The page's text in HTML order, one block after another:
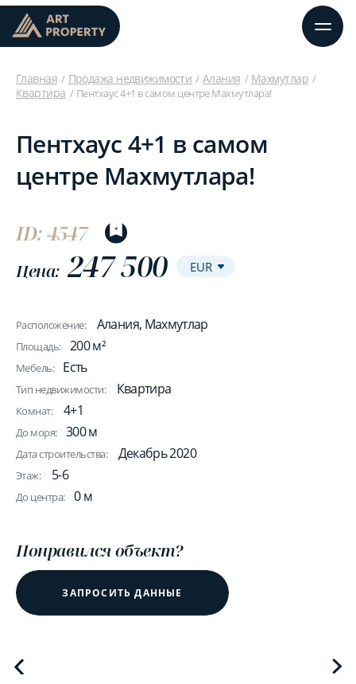
Главная Продажа недвижимости Алания
Махмутлар
Квартира
Пентхаус 4+1 в самом центре Махмутлара!
Пентхаус 4+1 в самом
центре Махмутлара!
ID: 4547
Цена: 247 500
Расположение: Алания, Махмутлар
Площадь: 200 м²
Мебель: Есть
Тип недвижимости: Квартира
Комнат: 4+1
До моря: 300 м
Дата строительства: Декабрь 2020
Этаж: 5-6
До центра: 0 м
Понравился объект?
ЗАПРОСИТЬ ДАННЫЕ